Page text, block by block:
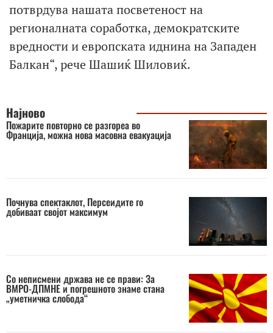
потврдува нашата посветеност на
регионалната соработка, демократските
вредности и европската иднина на Западен
Балкан“, рече Шашиќ Шиловиќ.
Најново
Пожарите повторно се разгореа во
Франција, можна нова масовна евакуација
Почнува спектаклот, Персеидите го
добиваат својот максимум
Со неписмени држава не се прави: За
ВМРО-ДПМНЕ и погрешното знаме стана
„уметничка слобода“